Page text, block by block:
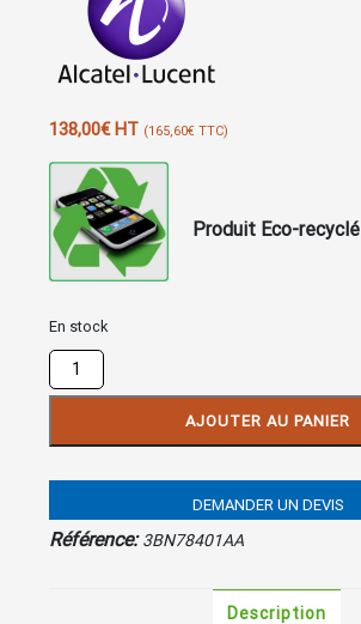
138,00€HT (165,60€ TTC)
Produit Eco-recyclé
En stock
quantité
de
Handset
AJOUTER AU PANIER
DEMANDER UN DEVIS
Référence:3BN78401AA
Description